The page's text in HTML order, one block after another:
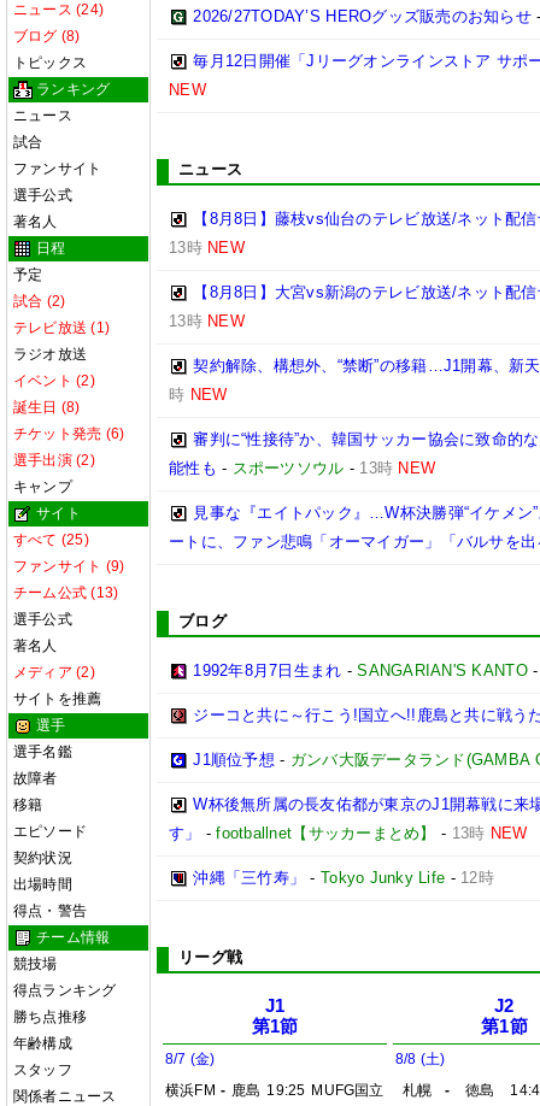
ニュース (24)
ブログ (8)
トピックス
ランキング
ニュース
試合
ファンサイト
選手公式
著名人
日程
予定
試合 (2)
テレビ放送 (1)
ラジオ放送
イベント (2)
誕生日 (8)
チケット発売 (6)
選手出演 (2)
キャンプ
サイト
すべて (25)
ファンサイト (9)
チーム公式 (13)
選手公式
著名人
メディア (2)
サイトを推薦
選手
選手名鑑
故障者
移籍
エピソード
契約状況
出場時間
得点・警告
チーム情報
競技場
得点ランキング
勝ち点推移
年齢構成
スタッフ
関係者ニュース
2026/27TODAY’S HEROグッズ販売のお知らせ
毎月12日開催「Jリーグオンラインストア サポ
NEW
ニュース
【8月8日】藤枝vs仙台のテレビ放送/ネット配
13時 NEW
【8月8日】大宮vs新潟のテレビ放送/ネット配
13時 NEW
契約解除、構想外、“禁断”の移籍…J1開幕、新
時 NEW
審判に“性接待”か、韓国サッカー協会に致命
能性も - スポーツソウル - 13時 NEW
見事な『エイトパック』…W杯決勝弾“イケメ
ートに、ファン悲鳴「オーマイガー」「バルサを
ブログ
1992年8月7日生まれ -SANGARIAN'S KANTO
ジーコと共に～行こう!国立へ!!鹿島と共に戦う
J1順位予想 - ガンバ大阪データランド(GAMBA
W杯後無所属の長友佑都が東京のJ1開幕戦に来
す」
-footballnet【サッカーまとめ】 - 13時 NEW
沖縄「三竹寿」 - Tokyo Junky Life - 12時
リーグ戦
J1
第1節
8/7 (金)
横浜FM - 鹿島 19:25 MUFG国立
J2
第1節
8/8 (土)
札幌
- 徳島